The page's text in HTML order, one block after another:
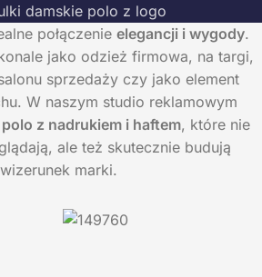
damskie polo z logo
połączenie elegancji i wygody.
jako odzież firmowa, na targi,
sprzedaży czy jako element
W naszym studio reklamowym
z nadrukiem i haftem, które nie
ale też skutecznie budują
wizerunek marki.